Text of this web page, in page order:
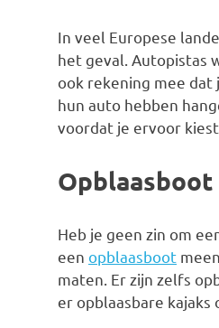
In veel Europese
het geval. Autopistas
ook rekening mee dat
hun auto hebben
voordat je ervoor
Opblaasboot
Heb je geen zin om
een opblaasboot
maten. Er zijn zelfs
er opblaasbare kajaks